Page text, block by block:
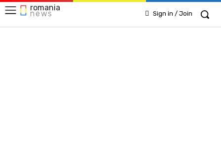
romania
news Sign in / Join